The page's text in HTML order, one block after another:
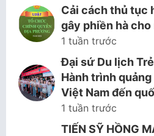
Cải cách thủ tục
gây phiền hà
1 tuần trước
Đại sứ Du lịch
Hành trình
Việt Nam đến
1 tuần trước
TIẾN SỸ HỒNG